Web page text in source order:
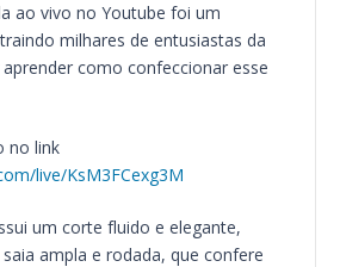
ao vivo no Youtube foi um
milhares de entusiastas da
como confeccionar esse
no link
live/KsM3FCexg3M
um corte fluido e elegante,
ampla e rodada, que confere